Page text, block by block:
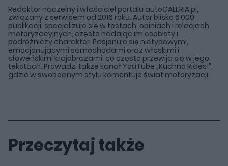
Redaktor naczelny i właściciel portalu autoGALERIA.pl,
związany z serwisem od 2016 roku. Autor blisko 6 000
publikacji, specjalizuje się w testach, opiniach i relacjach
motoryzacyjnych, często nadając im osobisty i
podróżniczy charakter. Pasjonuje się nietypowymi,
emocjonującymi samochodami oraz włoskimi i
słoweńskimi krajobrazami, co często przewija się w jego
tekstach. Prowadzi także kanał YouTube „Kuchno Rides!”,
gdzie w swobodnym stylu komentuje świat motoryzacji.
Przeczytaj także